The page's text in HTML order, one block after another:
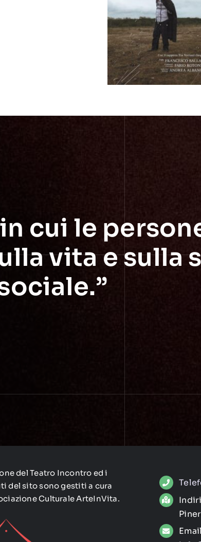
cui le
vita e sulla
del Teatro Incontro ed i
del sito sono gestiti a cura
Culturale ArteInVita.